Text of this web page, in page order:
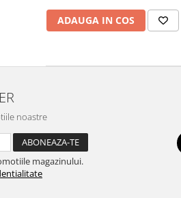
ADAUGA IN COS
noastre
magazinului.